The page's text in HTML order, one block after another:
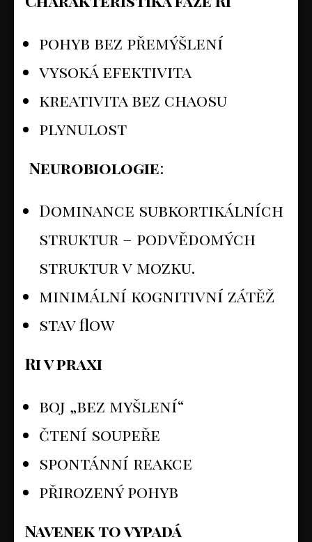
pohyb bez přemýšlení
vysoká efektivita
kreativita bez chaosu
plynulost
Neurobiologie:
Dominance subkortikálních
struktur – podvědomých
struktur v mozku.
minimální kognitivní zátěž
stav flow
Ri v praxi
boj „bez myšlení“
čtení soupeře
spontánní reakce
přirozený pohyb
Navenek to vypadá